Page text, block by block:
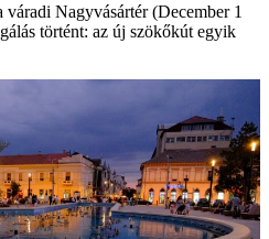
Nagyvásártér (December 1
történt: az új szökőkút egyik